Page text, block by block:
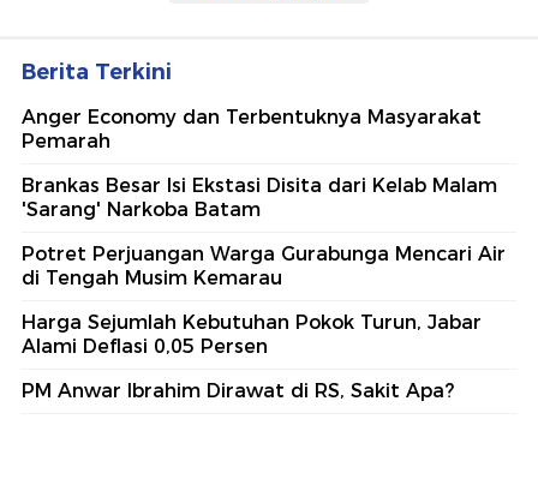
Berita Terkini
Anger Economy dan Terbentuknya Masyarakat
Pemarah
Brankas Besar Isi Ekstasi Disita dari Kelab Malam
'Sarang' Narkoba Batam
Potret Perjuangan Warga Gurabunga Mencari Air
di Tengah Musim Kemarau
Harga Sejumlah Kebutuhan Pokok Turun, Jabar
Alami Deflasi 0,05 Persen
PM Anwar Ibrahim Dirawat di RS, Sakit Apa?